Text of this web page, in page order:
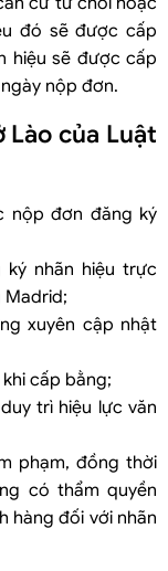
đó sẽ được cấp
hiệu sẽ được cấp
nộp đơn.
Lào của Luật
nộp đơn đăng ký
nhãn hiệu trực
Madrid;
xuyên cập nhật
cấp bằng;
trì hiệu lực văn
phạm, đồng thời
có thẩm quyền
hàng đối với nhãn